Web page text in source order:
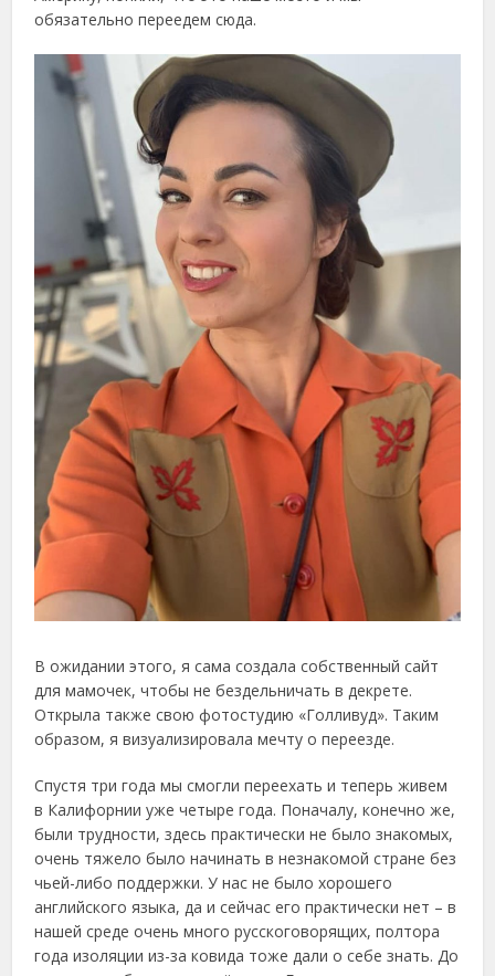
обязательно переедем сюда.
В ожидании этого, я сама создала собственный сайт
для мамочек, чтобы не бездельничать в декрете.
Открыла также свою фотостудию «Голливуд». Таким
образом, я визуализировала мечту о переезде.
Спустя три года мы смогли переехать и теперь живем
в Калифорнии уже четыре года. Поначалу, конечно же,
были трудности, здесь практически не было знакомых,
очень тяжело было начинать в незнакомой стране без
чьей-либо поддержки. У нас не было хорошего
английского языка, да и сейчас его практически нет – в
нашей среде очень много русскоговорящих, полтора
года изоляции из-за ковида тоже дали о себе знать. До